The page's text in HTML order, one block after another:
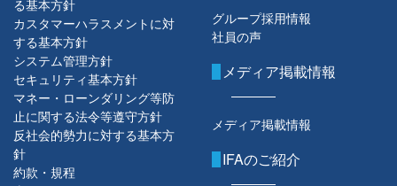
る基本方針
カスタマーハラスメントに対
する基本方針
システム管理方針
セキュリティ基本方針
マネー・ローンダリング等防
止に関する法令等遵守方針
反社会的勢力に対する基本方
針
約款・規程
グループ採用情報
社員の声
メディア掲載情報
メディア掲載情報
IFAのご紹介